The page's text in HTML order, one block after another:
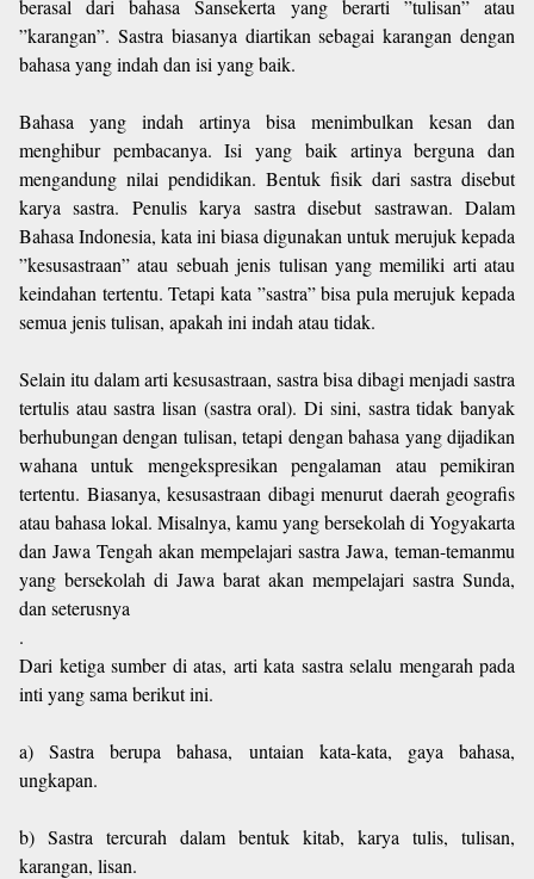
berasal dari bahasa Sansekerta yang berarti ”tulisan” atau
”karangan”. Sastra biasanya diartikan sebagai karangan dengan
bahasa yang indah dan isi yang baik.
Bahasa yang indah artinya bisa menimbulkan kesan dan
menghibur pembacanya. Isi yang baik artinya berguna dan
mengandung nilai pendidikan. Bentuk fisik dari sastra disebut
karya sastra. Penulis karya sastra disebut sastrawan. Dalam
Bahasa Indonesia, kata ini biasa digunakan untuk merujuk kepada
”kesusastraan” atau sebuah jenis tulisan yang memiliki arti atau
keindahan tertentu. Tetapi kata ”sastra” bisa pula merujuk kepada
semua jenis tulisan, apakah ini indah atau tidak.
Selain itu dalam arti kesusastraan, sastra bisa dibagi menjadi sastra
tertulis atau sastra lisan (sastra oral). Di sini, sastra tidak banyak
berhubungan dengan tulisan, tetapi dengan bahasa yang dijadikan
wahana untuk mengekspresikan pengalaman atau pemikiran
tertentu. Biasanya, kesusastraan dibagi menurut daerah geografis
atau bahasa lokal. Misalnya, kamu yang bersekolah di Yogyakarta
dan Jawa Tengah akan mempelajari sastra Jawa, teman-temanmu
yang bersekolah di Jawa barat akan mempelajari sastra Sunda,
dan seterusnya
.
Dari ketiga sumber di atas, arti kata sastra selalu mengarah pada
inti yang sama berikut ini.
a) Sastra berupa bahasa, untaian kata-kata, gaya bahasa,
ungkapan.
b) Sastra tercurah dalam bentuk kitab, karya tulis, tulisan,
karangan, lisan.